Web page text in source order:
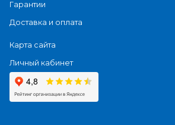
Гарантии
Доставка и оплата
Карта сайта
Личный кабинет